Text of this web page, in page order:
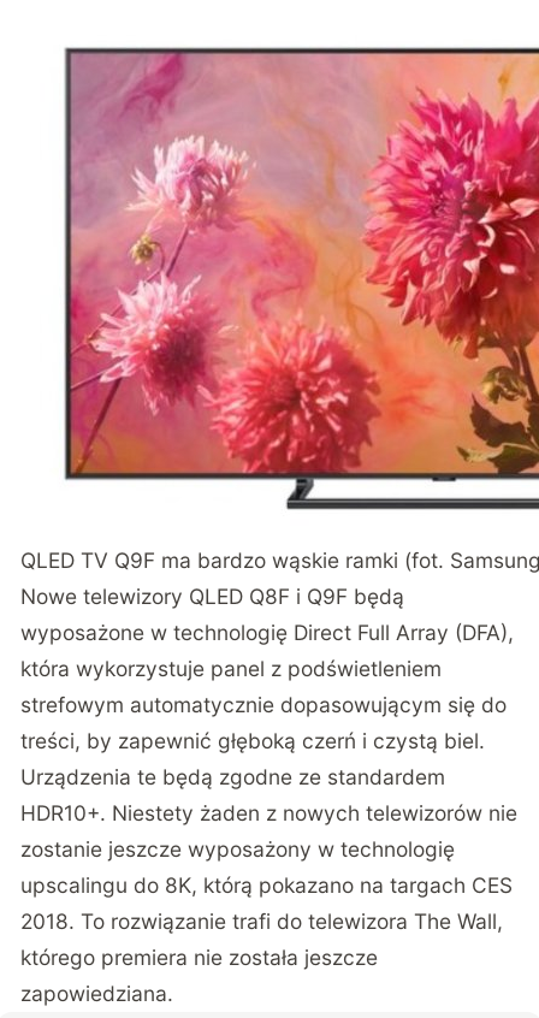
QLED TV Q9F ma bardzo wąskie ramki (fot.
Nowe telewizory QLED Q8F i Q9F będą
wyposażone w technologię Direct Full Array (DFA),
która wykorzystuje panel z podświetleniem
strefowym automatycznie dopasowującym się do
treści, by zapewnić głęboką czerń i czystą biel.
Urządzenia te będą zgodne ze standardem
HDR10+. Niestety żaden z nowych telewizorów nie
zostanie jeszcze wyposażony w technologię
upscalingu do 8K, którą pokazano na targach CES
2018. To rozwiązanie trafi do telewizora The Wall,
którego premiera nie została jeszcze
zapowiedziana.